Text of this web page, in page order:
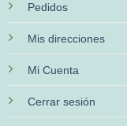
Pedidos
Mis direcciones
Mi Cuenta
Cerrar sesión